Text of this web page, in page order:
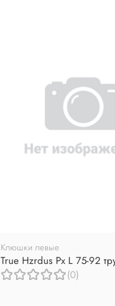
Клюшки левые
True Hzrdus Px L 75-92
(0)